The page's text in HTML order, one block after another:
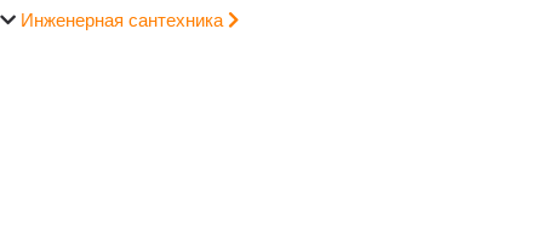
Инженерная сантехника